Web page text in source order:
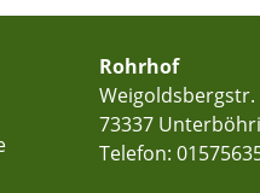
Rohrhof
Weigoldsbergstr.
73337
Telefon: